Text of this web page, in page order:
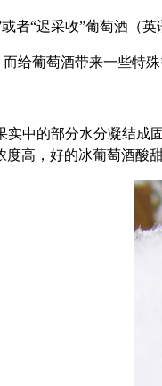
者“迟采收”葡萄酒 （
给葡萄酒带来一些特
实中的部分水分凝结
高，好的冰葡萄酒酸